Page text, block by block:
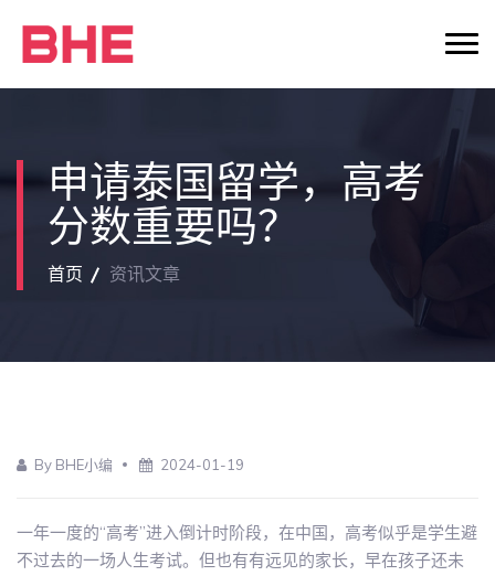
申请泰国留学，高考
分数重要吗？
首页 资讯文章
By BHE小编 2024-01-19
一年一度的“高考”进入倒计时阶段，在中国，高考似乎是学生避
不过去的一场人生考试。但也有有远见的家长，早在孩子还未